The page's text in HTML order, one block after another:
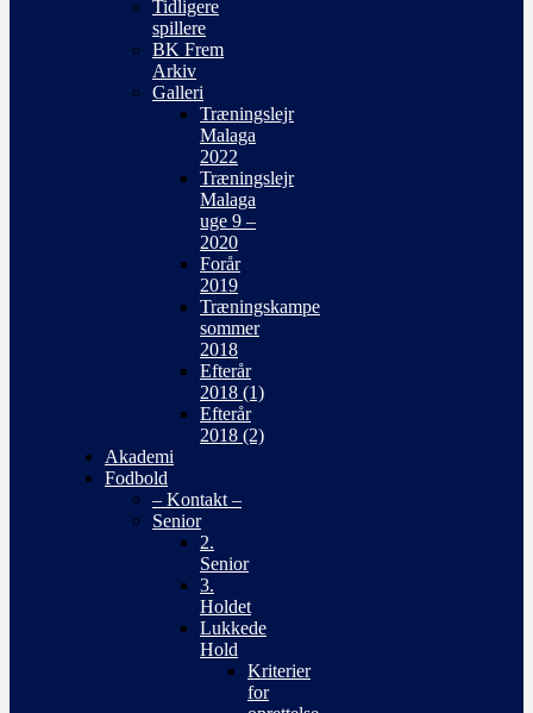
Tidligere
spillere
BK Frem
Arkiv
Galleri
Træningslejr
Malaga
2022
Træningslejr
Malaga
uge 9 –
2020
Forår
2019
Træningskampe
sommer
2018
Efterår
2018 (1)
Efterår
2018 (2)
Akademi
Fodbold
– Kontakt –
Senior
2.
Senior
3.
Holdet
Lukkede
Hold
Kriterier
for